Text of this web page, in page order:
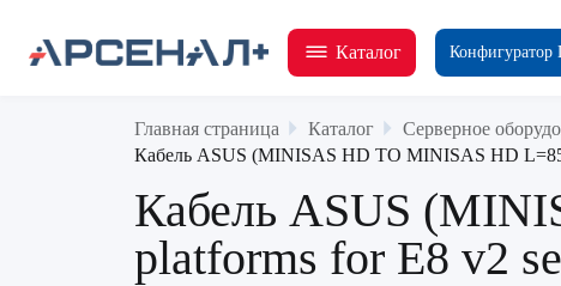
Каталог Конфигуратор
Главная страница Каталог Серверное
Кабель ASUS (MINISAS HD TO MINISAS HD
Кабель ASUS
platforms for E8 v2